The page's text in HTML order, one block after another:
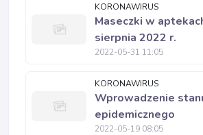
KORONAWIRUS
Maseczki w
sierpnia 2022 r.
2022-05-31 11:05
KORONAWIRUS
Wprowadzenie
epidemicznego
2022-05-19 08:05